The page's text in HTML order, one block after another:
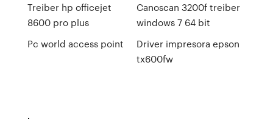
Treiber hp officejet
8600 pro plus
Pc world access point
Canoscan 3200f treiber
windows 7 64 bit
Driver impresora epson
tx600fw